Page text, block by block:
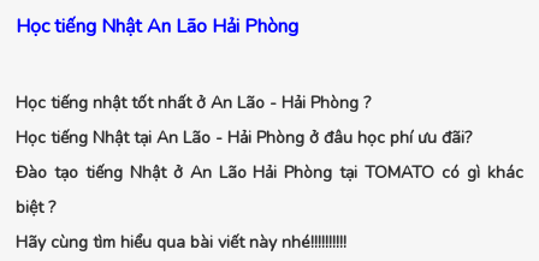
Học tiếng Nhật An Lão Hải Phòng
Học tiếng nhật tốt nhất ở An Lão - Hải Phòng ?
Học tiếng Nhật tại An Lão - Hải Phòng ở đâu học phí ưu đãi?
Đào tạo tiếng Nhật ở An Lão Hải Phòng tại TOMATO có gì khác
biệt ?
Hãy cùng tìm hiểu qua bài viết này nhé!!!!!!!!!!